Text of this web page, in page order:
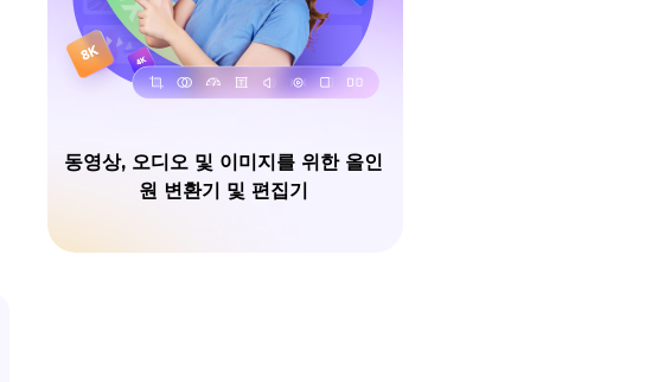
동영상, 오디오 및 이미지를 위한 올인
원 변환기 및 편집기